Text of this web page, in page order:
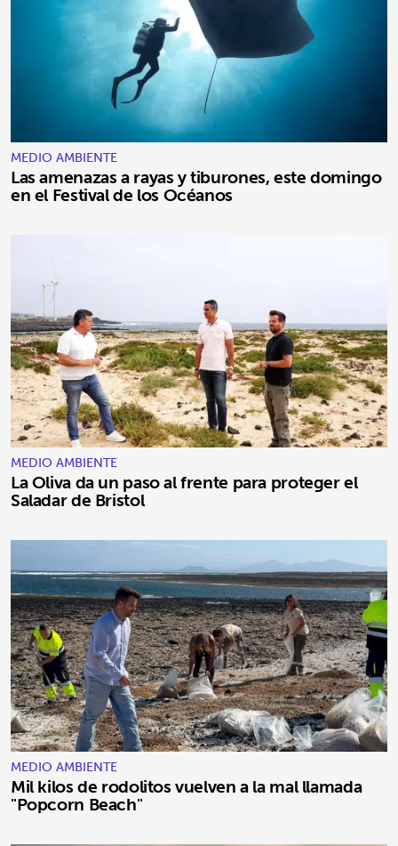
MEDIO AMBIENTE
Las amenazas a rayas y tiburones, este domingo
en el Festival de los Océanos
MEDIO AMBIENTE
La Oliva da un paso al frente para proteger el
Saladar de Bristol
MEDIO AMBIENTE
Mil kilos de rodolitos vuelven a la mal llamada
"Popcorn Beach"